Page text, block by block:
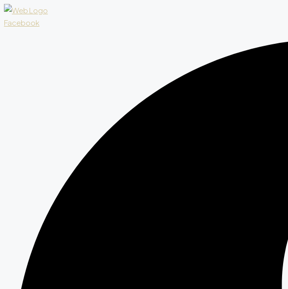
Facebook